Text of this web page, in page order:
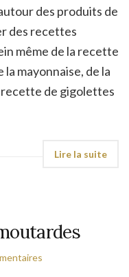
des produits de
des recettes
même de la recette
mayonnaise, de la
de gigolettes